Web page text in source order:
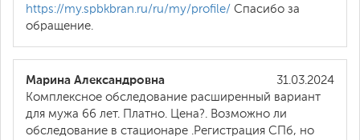
https://my.spbkbran.ru/ru/my/profile/ Спасибо за
обращение.
31.03.2024
Марина Александровна
Комплексное обследование расширенный вариант
для мужа 66 лет. Платно. Цена?. Возможно ли
обследование в стационаре .Регистрация СПб, но